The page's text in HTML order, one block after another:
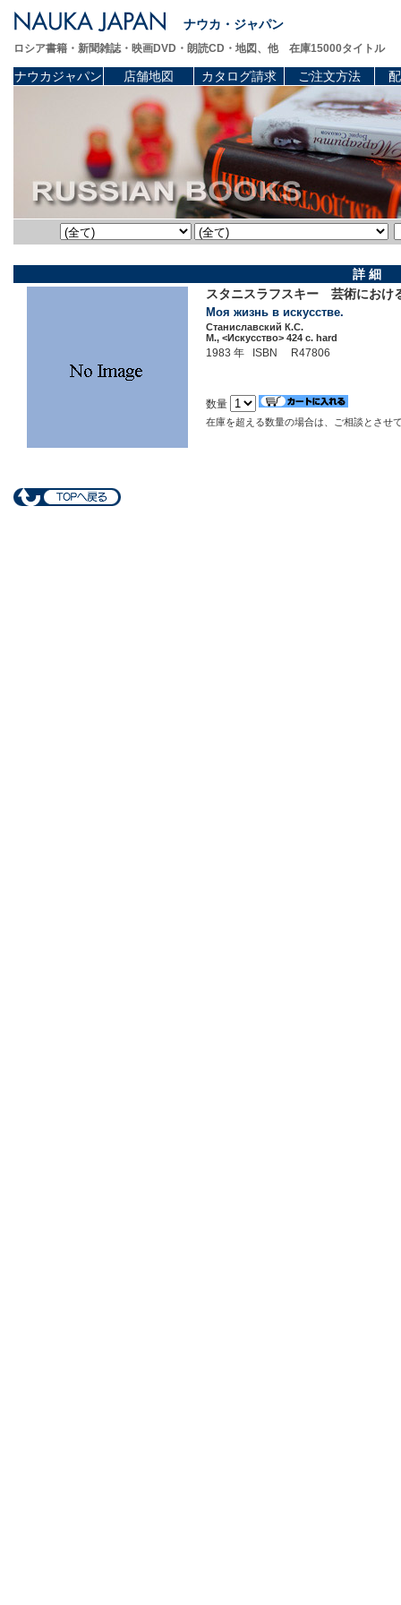
ナウカ・ジャパン
ロシア書籍・新聞雑誌・映画DVD・朗読CD・地図、他 在庫15000タイトル
ナウカジャパン 店舗地図 カタログ請求 ご注文方法
詳 細
スタニスラフスキー 芸術におけ
Моя жизнь в искусстве.
Станиславский К.С.
М., <Искусство> 424 c. hard
1983 年 ISBN R47806
数量
在庫を超える数量の場合は、ご相談とさせ